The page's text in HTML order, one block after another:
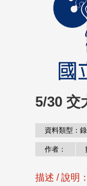
5/30 交
資料類型：
作者：
描述 / 說明：